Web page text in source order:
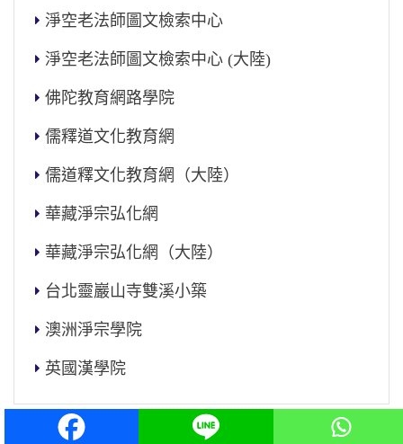
淨空老法師圖文檢索中心
淨空老法師圖文檢索中心 (大陸)
佛陀教育網路學院
儒釋道文化教育網
儒道釋文化教育網（大陸）
華藏淨宗弘化網
華藏淨宗弘化網（大陸）
台北靈巖山寺雙溪小築
澳洲淨宗學院
英國漢學院